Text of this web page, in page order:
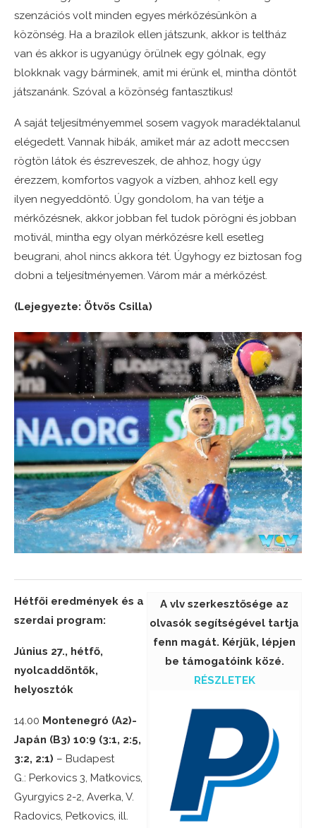
szenzációs volt minden egyes mérkőzésünkön a
közönség. Ha a brazilok ellen játszunk, akkor is teltház
van és akkor is ugyanúgy örülnek egy gólnak, egy
blokknak vagy bárminek, amit mi érünk el, mintha döntőt
játszanánk. Szóval a közönség fantasztikus!
A saját teljesítményemmel sosem vagyok maradéktalanul
elégedett. Vannak hibák, amiket már az adott meccsen
rögtön látok és észreveszek, de ahhoz, hogy úgy
érezzem, komfortos vagyok a vízben, ahhoz kell egy
ilyen negyeddöntő. Úgy gondolom, ha van tétje a
mérkőzésnek, akkor jobban fel tudok pörögni és jobban
motivál, mintha egy olyan mérkőzésre kell esetleg
beugrani, ahol nincs akkora tét. Úgyhogy ez biztosan fog
dobni a teljesítményemen. Várom már a mérkőzést.
(Lejegyezte: Ötvös Csilla)
A vlv szerkesztősége az
olvasók segítségével tartja
fenn magát. Kérjük, lépjen
be támogatóink közé.
RÉSZLETEK
Hétfői eredmények és a
szerdai program:
Június 27., hétfő,
nyolcaddöntők,
helyosztók
14.00 Montenegró (A2)-
Japán (B3) 10:9 (3:1, 2:5,
3:2, 2:1) – Budapest
G.: Perkovics 3, Matkovics,
Gyurgyics 2-2, Averka, V.
Radovics, Petkovics, ill.